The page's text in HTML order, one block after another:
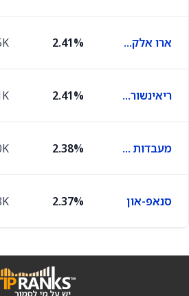
ארו אלקטרוניקס 2.41%
ריאינשורנס גרופ אוף אמריקה 2.41%
מעבדות צ'רלס ריבר 2.38%
סנאפ-און 2.37%